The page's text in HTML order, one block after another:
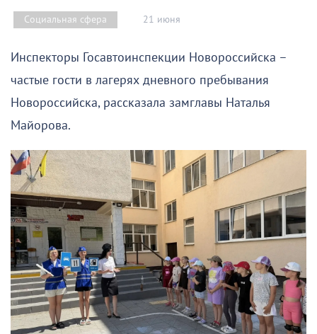
Социальная сфера 21 июня
Инспекторы Госавтоинспекции Новороссийска –
частые гости в лагерях дневного пребывания
Новороссийска, рассказала замглавы Наталья
Майорова.